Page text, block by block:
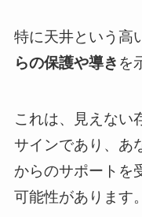
特に天井という高
らの保護や導き を
これは、見えない
サインであり、あ
からのサポートを
可能性があります。